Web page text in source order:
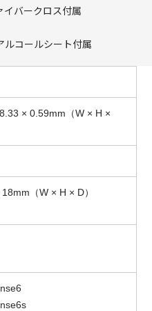
イバークロス付属
ルコールシート付属
× 0.59mm（W × H ×
（W × H × D）